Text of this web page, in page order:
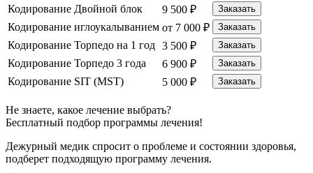
Кодирование Двойной блок 9 500 ₽ Заказать
Кодирование иглоукалыванием от 7 000 ₽ Заказать
Кодирование Торпедо на 1 год 3 500 ₽ Заказать
Кодирование Торпедо 3 года 6 900 ₽ Заказать
Кодирование SIT (MST) 5 000 ₽ Заказать
Не знаете, какое лечение выбрать?
Бесплатный подбор программы лечения!
Дежурный медик спросит о проблеме и состоянии здоровья,
подберет подходящую программу лечения.